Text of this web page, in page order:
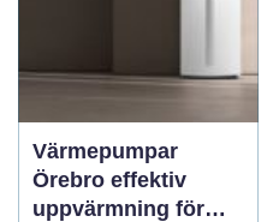
Värmepumpar
Örebro effektiv
uppvärmning för